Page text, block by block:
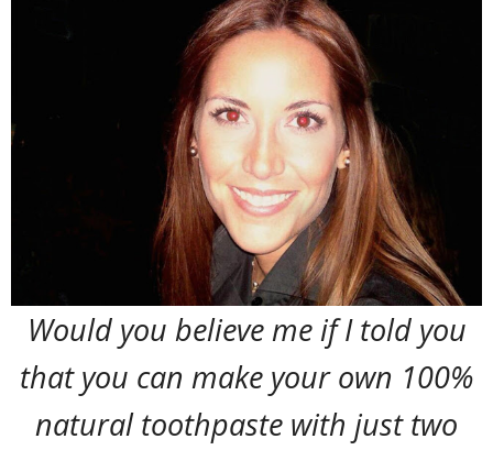
Would you believe me if I told you
that you can make your own 100%
natural toothpaste with just two